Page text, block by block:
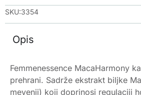
SKU:3354
Opis
Femmenessence MacaHarmony
prehrani. Sadrže ekstrakt biljke
meyenii) koji doprinosi regulaciji